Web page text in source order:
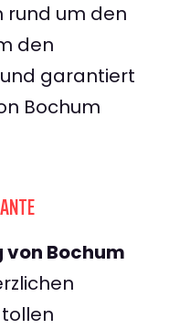
rund um den
den
garantiert
Bochum
von Bochum